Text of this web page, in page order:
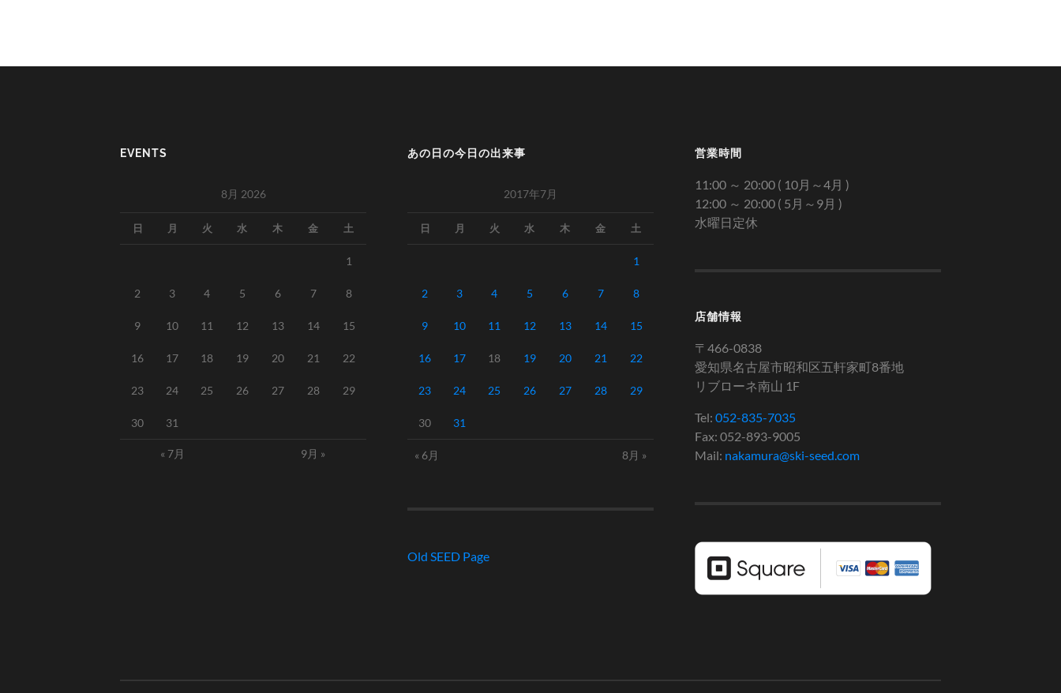
EVENTS
8月 2026
日 月 火 水 木 金 土
1
2 3 4 5 6 7 8
9 10 11 12 13 14 15
16 17 18 19 20 21 22
23 24 25 26 27 28 29
30 31
« 7月 9月 »
あの日の今日の出来事
2017年7月
日 月 火 水 木 金 土
1
2 3 4 5 6 7 8
9 10 11 12 13 14 15
16 17 18 19 20 21 22
23 24 25 26 27 28 29
30 31
« 6月 8月 »
Old SEED Page
営業時間
11:00 ～ 20:00 ( 10月～4月 )
12:00 ～ 20:00 ( 5月～9月 )
水曜日定休
店舗情報
〒466-0838
愛知県名古屋市昭和区五軒家町8番地
リブローネ南山 1F
Tel: 052-835-7035
Fax: 052-893-9005
Mail: nakamura@ski-seed.com